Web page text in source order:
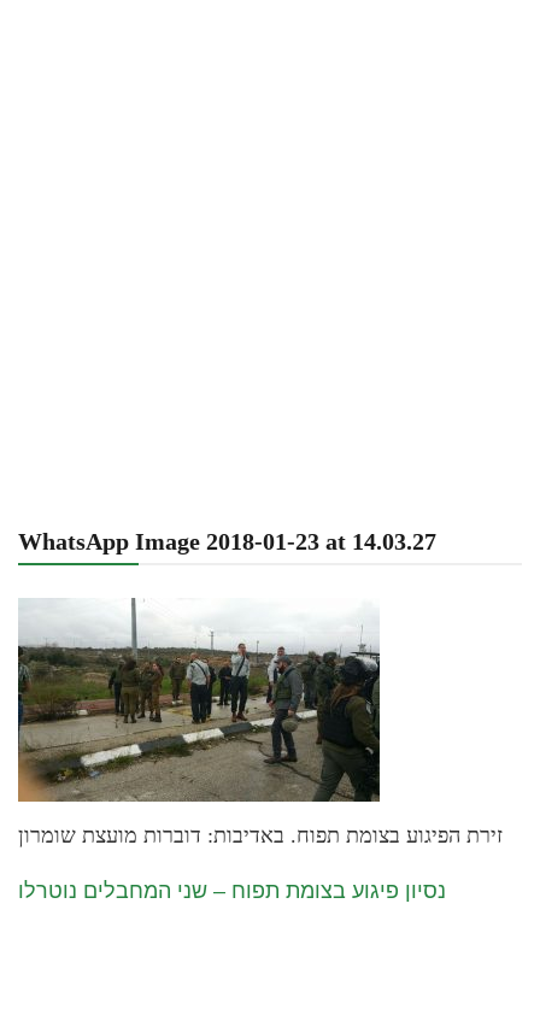
WhatsApp Image 2018-01-23 at 14.03.27
זירת הפיגוע בצומת תפוח. באדיבות: דוברות מועצת שומרון
נסיון פיגוע בצומת תפוח – שני המחבלים נוטרלו